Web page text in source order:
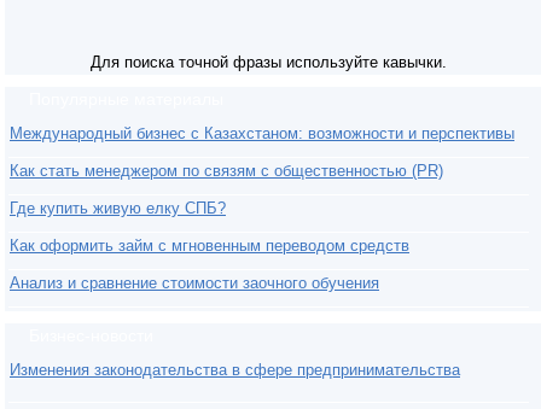
Для поиска точной фразы используйте кавычки.
Международный бизнес с Казахстаном: возможности и перспективы
Как стать менеджером по связям с общественностью (PR)
Где купить живую елку СПБ?
Как оформить займ с мгновенным переводом средств
Анализ и сравнение стоимости заочного обучения
Изменения законодательства в сфере предпринимательства